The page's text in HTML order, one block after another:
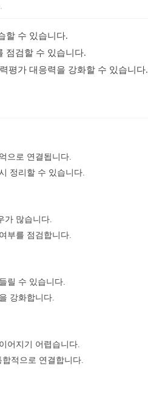
할 수 있습니다.
점검할 수 있습니다.
평가 대응력을 강화할 수 있습니다.
으로 연결됩니다.
정리할 수 있습니다.
가 많습니다.
부를 점검합니다.
릴 수 있습니다.
강화합니다.
어지기 어렵습니다.
적으로 연결합니다.